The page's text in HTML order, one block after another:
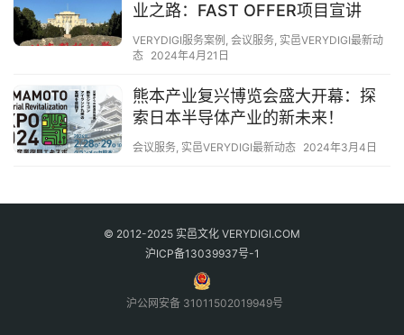
业之路：FAST OFFER项目宣讲
VERYDIGI服务案例 , 会议服务, 实邑VERYDIGI最新动
态 2024年4月21日
熊本产业复兴博览会盛大开幕：探
索日本半导体产业的新未来！
会议服务, 实邑VERYDIGI最新动态 2024年3月4日
© 2012-2025 实邑文化 VERYDIGI.COM
沪ICP备13039937号-1
沪公网安备 31011502019949号